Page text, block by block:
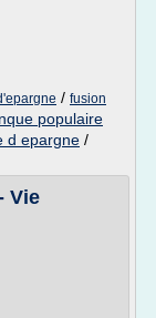
/ fusion
populaire
d epargne /
Vie